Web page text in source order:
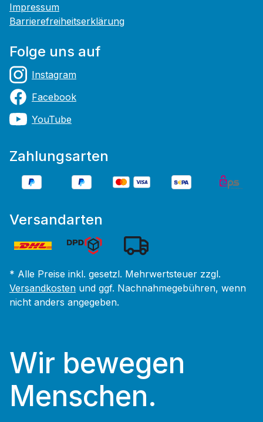
Impressum
Barrierefreiheitserklärung
Folge uns auf
Instagram
Facebook
YouTube
Zahlungsarten
Versandarten
* Alle Preise inkl. gesetzl. Mehrwertsteuer zzgl.
Versandkosten und ggf. Nachnahmegebühren, wenn
nicht anders angegeben.
Wir bewegen
Menschen.